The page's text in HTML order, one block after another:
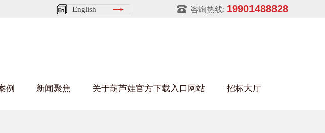
咨询热线: 19901488828
English
进入架
葫芦娃HULUWA污官方下载入口网站
例 新闻聚焦 关于葫芦娃官方下载入口网站 招标大厅